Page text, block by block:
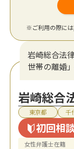
※ご利用の際には
岩崎総合法
世帯の離婚
岩崎総合
東京都 千
初回相
女性弁護士在籍